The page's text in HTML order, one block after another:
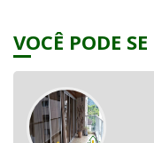
VOCÊ PODE